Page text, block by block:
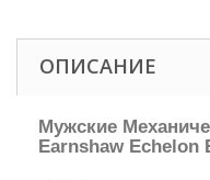
ОПИСАНИЕ
Мужские
Earnshaw Echelon